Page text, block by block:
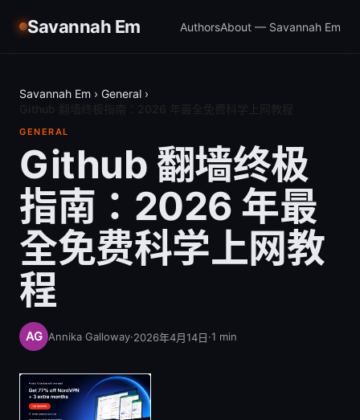
Savannah Em AuthorsAbout — Savannah Em
Savannah Em › General ›
GENERAL
Github 翻墙终极
指南：2026 年最
全免费科学上网教
程
Annika Galloway·2026年4月14日·1 min